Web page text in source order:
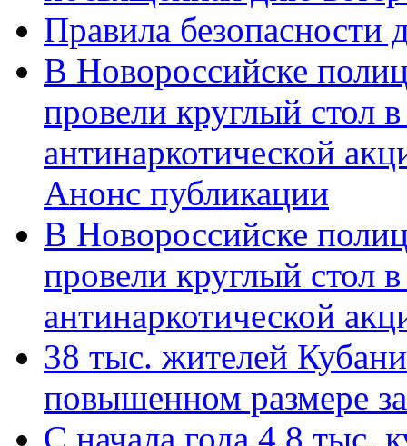
Правила безопасности
В Новороссийске
провели круглый стол
антинаркотической
Анонс публикации
В Новороссийске
провели круглый стол
антинаркотической
38 тыс. жителей
повышенном размере